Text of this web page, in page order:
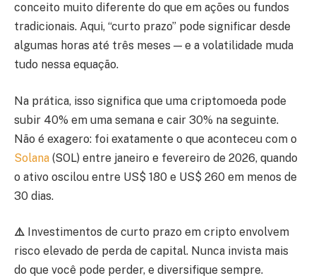
conceito muito diferente do que em ações ou fundos
tradicionais. Aqui, “curto prazo” pode significar desde
algumas horas até três meses — e a volatilidade muda
tudo nessa equação.
Na prática, isso significa que uma criptomoeda pode
subir 40% em uma semana e cair 30% na seguinte.
Não é exagero: foi exatamente o que aconteceu com o
Solana (SOL) entre janeiro e fevereiro de 2026, quando
o ativo oscilou entre US$ 180 e US$ 260 em menos de
30 dias.
⚠️ Investimentos de curto prazo em cripto envolvem
risco elevado de perda de capital. Nunca invista mais
do que você pode perder, e diversifique sempre.